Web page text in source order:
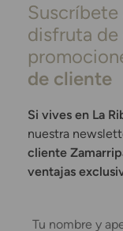
disfruta
de cliente
Si vives en La
nuestra
cliente
ventajas